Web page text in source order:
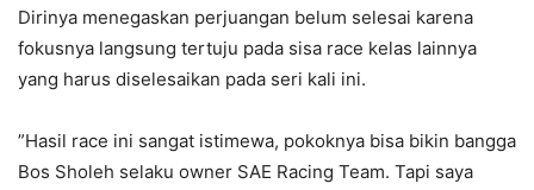
Dirinya menegaskan perjuangan belum selesai karena
fokusnya langsung tertuju pada sisa race kelas lainnya
yang harus diselesaikan pada seri kali ini.
​”Hasil race ini sangat istimewa, pokoknya bisa bikin bangga
Bos Sholeh selaku owner SAE Racing Team. Tapi saya